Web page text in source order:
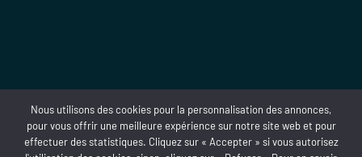
METTRE UN AVIS
Nous utilisons des cookies pour la personnalisation des annonces,
pour vous offrir une meilleure expérience sur notre site web et pour
effectuer des statistiques. Cliquez sur « Accepter » si vous autorisez